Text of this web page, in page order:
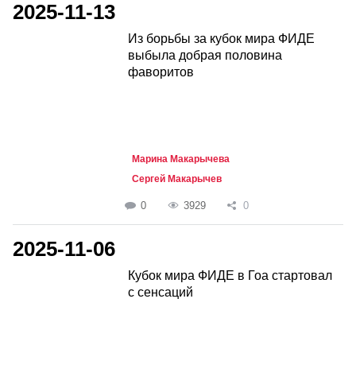
2025-11-13
Из борьбы за кубок мира ФИДЕ
выбыла добрая половина
фаворитов
Марина Макарычева
Сергей Макарычев
0 3929 0
2025-11-06
Кубок мира ФИДЕ в Гоа стартовал
с сенсаций